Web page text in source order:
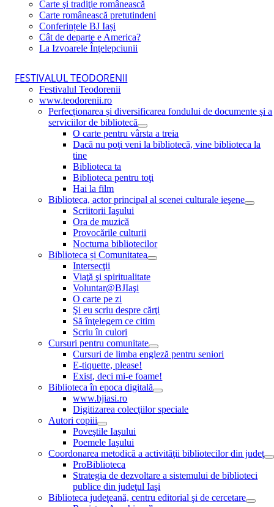
Carte şi tradiţie românească
Carte românească pretutindeni
Conferințele BJ Iași
Cât de departe e America?
La Izvoarele Înţelepciunii
FESTIVALUL TEODORENII
Festivalul Teodorenii
www.teodorenii.ro
Perfecţionarea şi diversificarea fondului de documente şi a
serviciilor de bibliotecă
O carte pentru vârsta a treia
Dacă nu poţi veni la bibliotecă, vine biblioteca la
tine
Biblioteca ta
Biblioteca pentru toţi
Hai la film
Biblioteca, actor principal al scenei culturale ieşene
Scriitorii Iaşului
Ora de muzică
Provocările culturii
Nocturna bibliotecilor
Biblioteca și Comunitatea
Intersecţii
Viaţă şi spiritualitate
Voluntar@BJIaşi
O carte pe zi
Şi eu scriu despre cărţi
Să înţelegem ce citim
Scriu în culori
Cursuri pentru comunitate
Cursuri de limba engleză pentru seniori
E-tiquette, please!
Exist, deci mi-e foame!
Biblioteca în epoca digitală
www.bjiasi.ro
Digitizarea colecţiilor speciale
Autori copiii
Poveştile Iaşului
Poemele Iaşului
Coordonarea metodică a activităţii bibliotecilor din judeţ
ProBiblioteca
Strategia de dezvoltare a sistemului de biblioteci
publice din judeţul Iaşi
Biblioteca judeţeană, centru editorial şi de cercetare